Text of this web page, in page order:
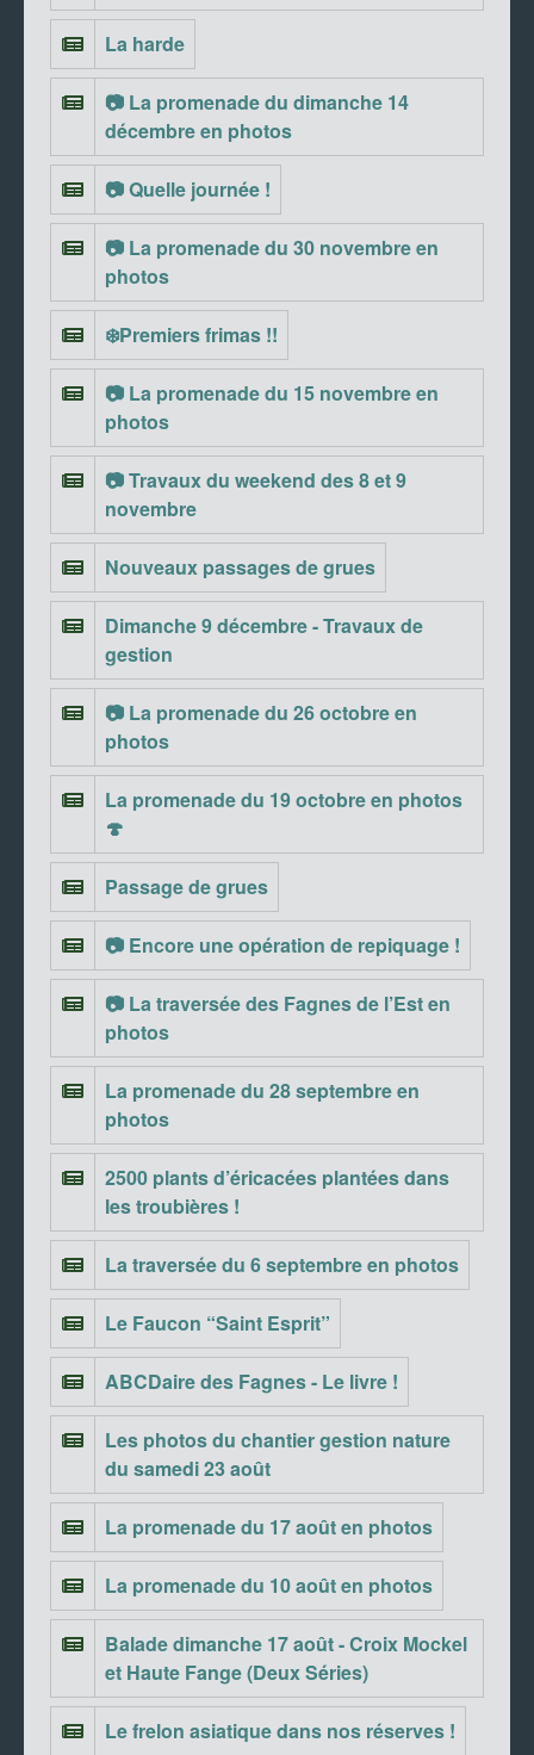
La harde
📷 La promenade du dimanche 14
décembre en photos
📷 Quelle journée !
📷 La promenade du 30 novembre en
photos
❄️Premiers frimas !!
📷 La promenade du 15 novembre en
photos
📷 Travaux du weekend des 8 et 9
novembre
Nouveaux passages de grues
Dimanche 9 décembre - Travaux de
gestion
📷 La promenade du 26 octobre en
photos
La promenade du 19 octobre en photos
🍄
Passage de grues
📷 Encore une opération de repiquage !
📷 La traversée des Fagnes de l’Est en
photos
La promenade du 28 septembre en
photos
2500 plants d’éricacées plantées dans
les troubières !
La traversée du 6 septembre en photos
Le Faucon “Saint Esprit”
ABCDaire des Fagnes - Le livre !
Les photos du chantier gestion nature
du samedi 23 août
La promenade du 17 août en photos
La promenade du 10 août en photos
Balade dimanche 17 août - Croix Mockel
et Haute Fange (Deux Séries)
Le frelon asiatique dans nos réserves !